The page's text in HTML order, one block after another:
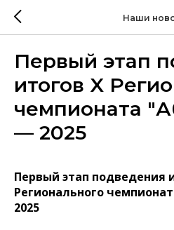
Наши
Первый этап
итогов X
чемпионата
— 2025
Первый этап подведения
Регионального
2025